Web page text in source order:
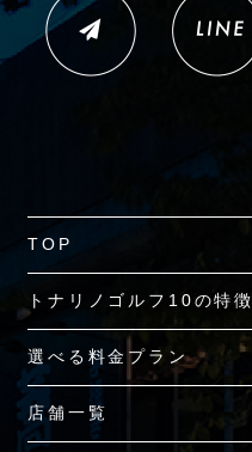
TOP
トナリノゴルフ10の特徴
選べる料金プラン
店舗一覧